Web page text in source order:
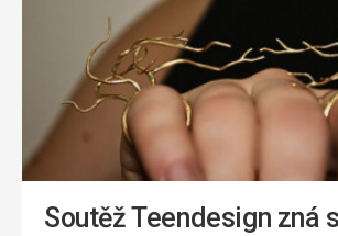
Soutěž Teendesign zná